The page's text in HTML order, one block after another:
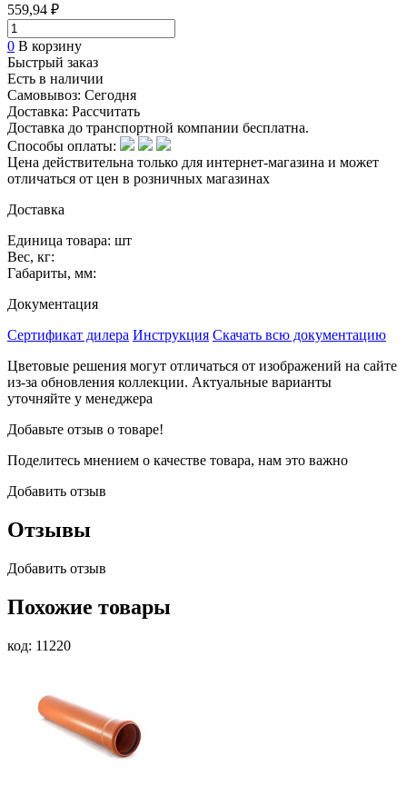
559,94 ₽
0 В корзину
Быстрый заказ
Есть в наличии
Самовывоз: Сегодня
Доставка: Рассчитать
Доставка до транспортной компании бесплатна.
Способы оплаты:
Цена действительна только для интернет-магазина и может
отличаться от цен в розничных магазинах
Доставка
Единица товара: шт
Вес, кг:
Габариты, мм:
Документация
Сертификат дилера Инструкция Скачать всю документацию
Цветовые решения могут отличаться от изображений на сайте
из-за обновления коллекции. Актуальные варианты
уточняйте у менеджера
Добавьте отзыв о товаре!
Поделитесь мнением о качестве товара, нам это важно
Добавить отзыв
Отзывы
Добавить отзыв
Похожие товары
код: 11220